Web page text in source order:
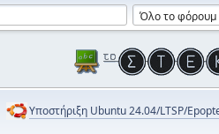
Υποστήριξη Ubuntu 24.04/LTSP/